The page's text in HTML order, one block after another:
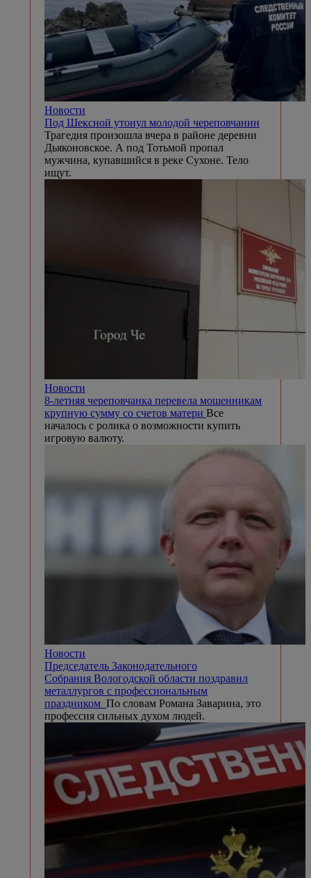
Новости
Под Шексной утонул молодой череповчанин
Трагедия произошла вчера в районе деревни
Дьяконовское. А под Тотьмой пропал
мужчина, купавшийся в реке Сухоне. Тело
ищут.
Новости
8-летняя череповчанка перевела мошенникам
крупную сумму со счетов матери Все
началось с ролика о возможности купить
игровую валюту.
Новости
Председатель Законодательного
Собрания Вологодской области поздравил
металлургов с профессиональным
праздником По словам Романа Заварина, это
профессия сильных духом людей.